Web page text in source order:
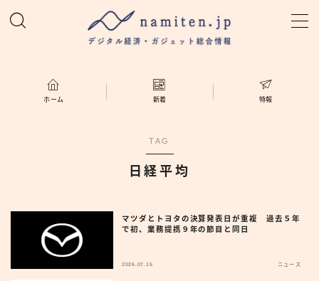
ホーム
namiten.jp
ホーム 新着 特報
TAG
日経平均
マツダとトヨタの決算発表日が重複 過去５年
で初、業務提携９年の節目と同日
2026.07.15 ニュース